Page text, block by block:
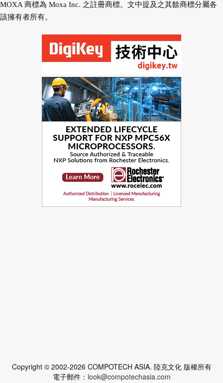
MOXA 商標為 Moxa Inc. 之註冊商標。文中提及之其餘商標分屬各
該擁有者所有。
Copyright © 2002-2026 COMPOTECH ASIA. 陸克文化 版權所有
電子郵件： look@compotechasia.com